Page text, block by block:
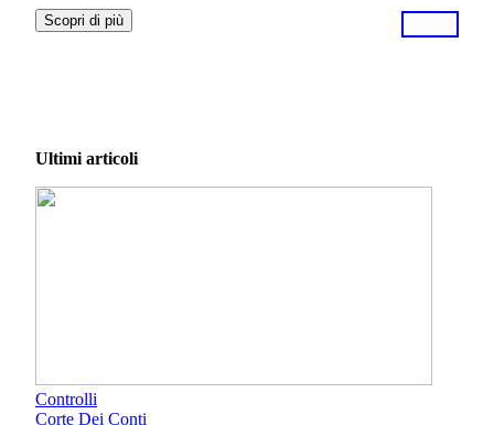
Scopri di più
Ultimi articoli
Controlli
Corte Dei Conti